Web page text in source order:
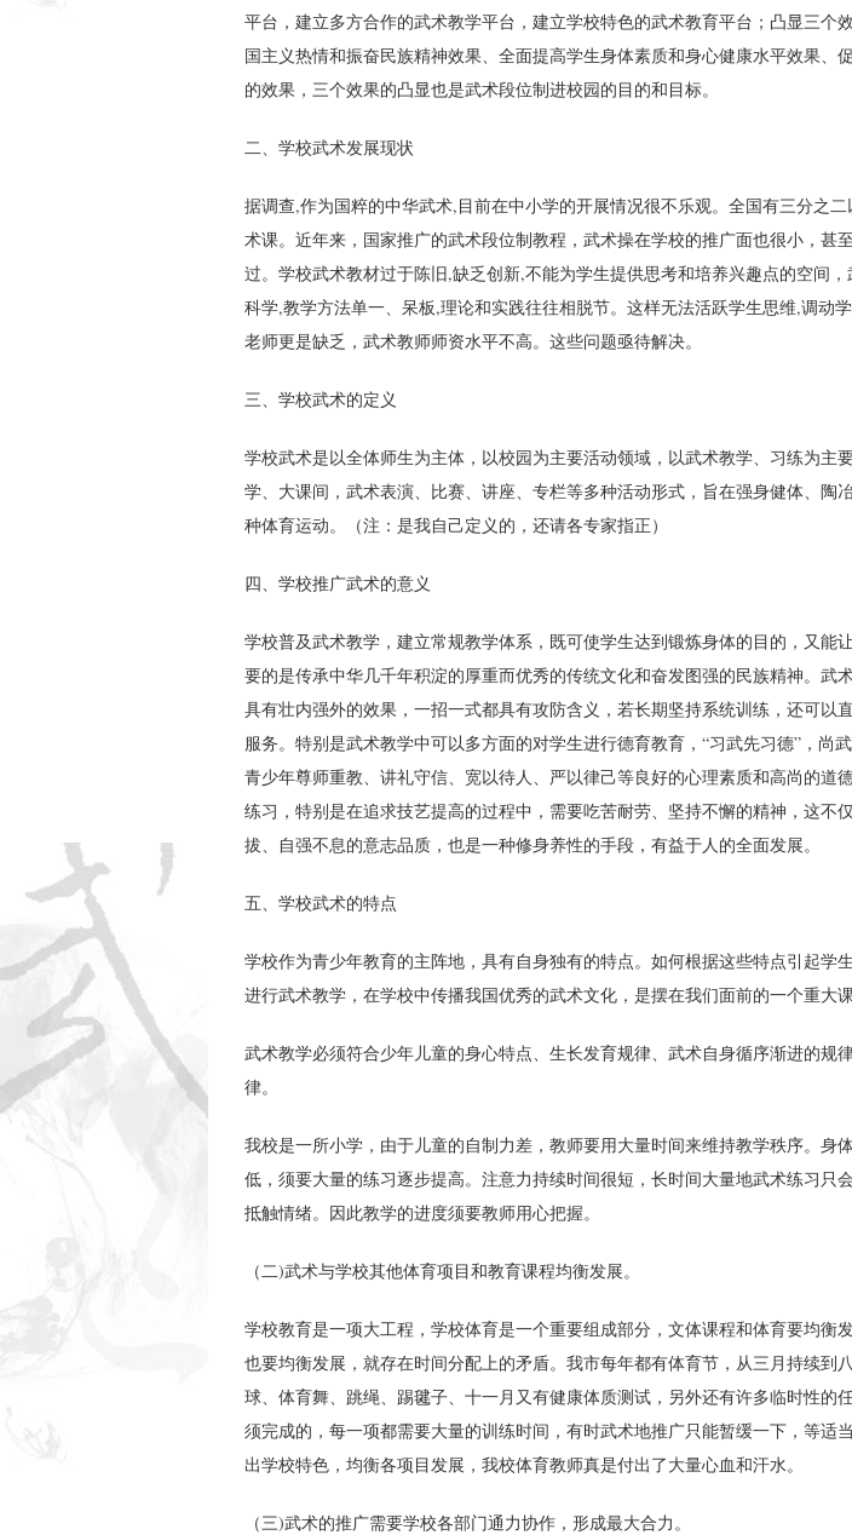
平台，建立多方合作的武术教学平台，建立学校特色的武术教育平台；凸显三个
国主义热情和振奋民族精神效果、全面提高学生身体素质和身心健康水平效果、
的效果，三个效果的凸显也是武术段位制进校园的目的和目标。
二、学校武术发展现状
据调查,作为国粹的中华武术,目前在中小学的开展情况很不乐观。全国有三分之
术课。近年来，国家推广的武术段位制教程，武术操在学校的推广面也很小，甚
过。学校武术教材过于陈旧,缺乏创新,不能为学生提供思考和培养兴趣点的空间
科学,教学方法单一、呆板,理论和实践往往相脱节。这样无法活跃学生思维,调动
老师更是缺乏，武术教师师资水平不高。这些问题亟待解决。
三、学校武术的定义
学校武术是以全体师生为主体，以校园为主要活动领域，以武术教学、习练为主
学、大课间，武术表演、比赛、讲座、专栏等多种活动形式，旨在强身健体、陶
种体育运动。（注：是我自己定义的，还请各专家指正）
四、学校推广武术的意义
学校普及武术教学，建立常规教学体系，既可使学生达到锻炼身体的目的，又能
要的是传承中华几千年积淀的厚重而优秀的传统文化和奋发图强的民族精神。武
具有壮内强外的效果，一招一式都具有攻防含义，若长期坚持系统训练，还可以
服务。特别是武术教学中可以多方面的对学生进行德育教育，“习武先习德”，尚
青少年尊师重教、讲礼守信、宽以待人、严以律己等良好的心理素质和高尚的道
练习，特别是在追求技艺提高的过程中，需要吃苦耐劳、坚持不懈的精神，这不
拔、自强不息的意志品质，也是一种修身养性的手段，有益于人的全面发展。
五、学校武术的特点
学校作为青少年教育的主阵地，具有自身独有的特点。如何根据这些特点引起学
进行武术教学，在学校中传播我国优秀的武术文化，是摆在我们面前的一个重大课
武术教学必须符合少年儿童的身心特点、生长发育规律、武术自身循序渐进的规
律。
我校是一所小学，由于儿童的自制力差，教师要用大量时间来维持教学秩序。身
低，须要大量的练习逐步提高。注意力持续时间很短，长时间大量地武术练习只
抵触情绪。因此教学的进度须要教师用心把握。
（二)武术与学校其他体育项目和教育课程均衡发展。
学校教育是一项大工程，学校体育是一个重要组成部分，文体课程和体育要均衡
也要均衡发展，就存在时间分配上的矛盾。我市每年都有体育节，从三月持续到
球、体育舞、跳绳、踢毽子、十一月又有健康体质测试，另外还有许多临时性的
须完成的，每一项都需要大量的训练时间，有时武术地推广只能暂缓一下，等适
出学校特色，均衡各项目发展，我校体育教师真是付出了大量心血和汗水。
（三)武术的推广需要学校各部门通力协作，形成最大合力。